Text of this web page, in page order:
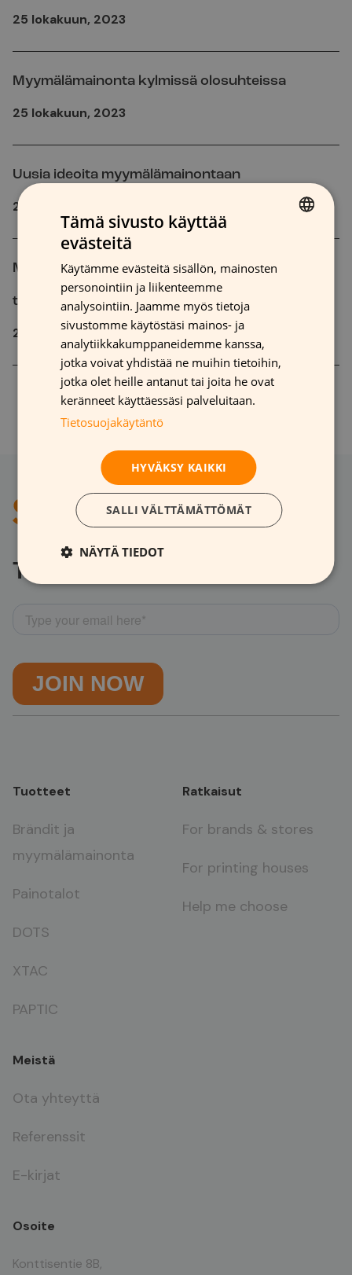
25 lokakuun, 2023
Myymälämainonta kylmissä olosuhteissa
25 lokakuun, 2023
Uusia ideoita myymälämainontaan
25 lokakuun, 2023
Mitä on myyntipistemarkkinointi ja miten sitä
tulisi hyödyntää?
25 lokakuun, 2023
Artikkelien
sivutus
123 »
Tilaa uutiskirje
Tuotteet
Brändit ja
myymälämainonta
Painotalot
DOTS
XTAC
PAPTIC
Ratkaisut
For brands & stores
For printing houses
Help me choose
Meistä
Ota yhteyttä
Referenssit
E-kirjat
Osoite
Konttisentie 8B,
GERMAN
Tämä sivusto käyttää
evästeitä
Käytämme evästeitä sisällön, mainosten
personointiin ja liikenteemme
analysointiin. Jaamme myös tietoja
sivustomme käytöstäsi mainos- ja
analytiikkakumppaneidemme kanssa,
jotka voivat yhdistää ne muihin tietoihin,
jotka olet heille antanut tai joita he ovat
keränneet käyttäessäsi palveluitaan.
Tietosuojakäytäntö
HYVÄKSY KAIKKI
SALLI VÄLTTÄMÄTTÖMÄT
NÄYTÄ TIEDOT